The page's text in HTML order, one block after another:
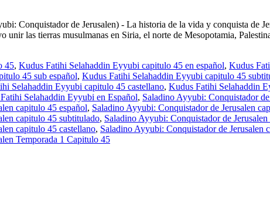
Conquistador de Jerusalen) - La historia de la vida y conquista de
unir las tierras musulmanas en Siria, el norte de Mesopotamia,
45, Kudus Fatihi Selahaddin Eyyubi capitulo 45 en español, Kudus
45 sub español, Kudus Fatihi Selahaddin Eyyubi capitulo 45
Selahaddin Eyyubi capitulo 45 castellano, Kudus Fatihi Selahaddin
Selahaddin Eyyubi en Español, Saladino Ayyubi: Conquistador
capitulo 45 español, Saladino Ayyubi: Conquistador de Jerusalen
capitulo 45 subtitulado, Saladino Ayyubi: Conquistador de
capitulo 45 castellano, Saladino Ayyubi: Conquistador de Jerusalen
Temporada 1 Capitulo 45